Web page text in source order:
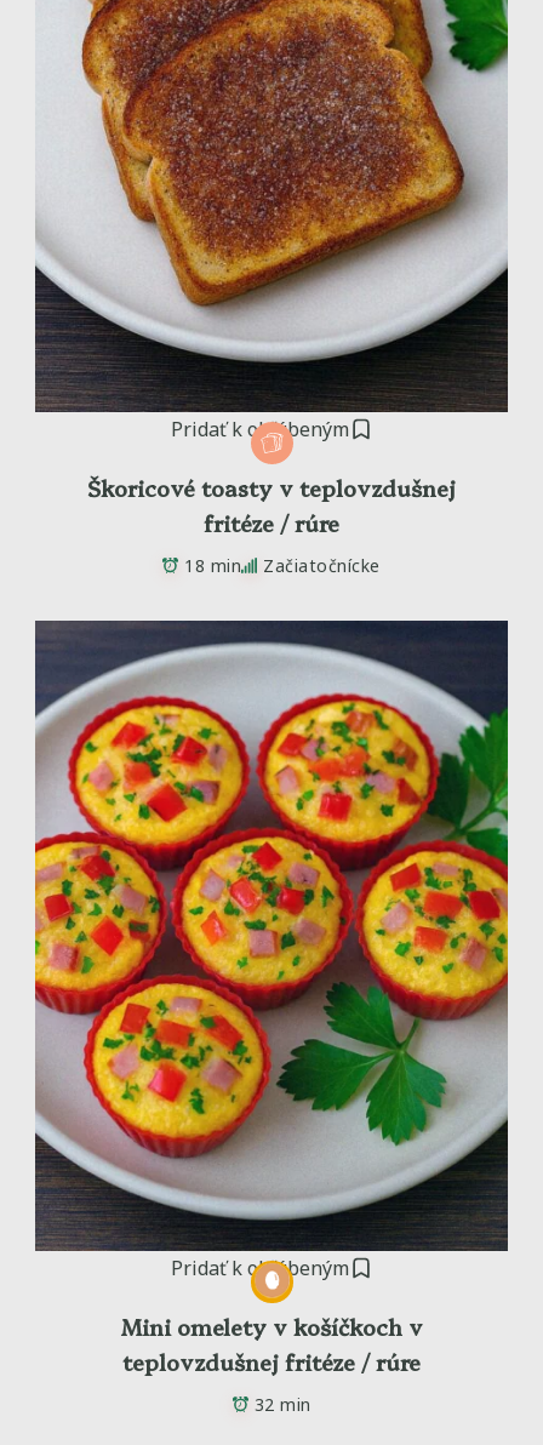
Pridať k obľúbeným
Škoricové toasty v teplovzdušnej
fritéze / rúre
18 min Začiatočnícke
Pridať k obľúbeným
Mini omelety v košíčkoch v
teplovzdušnej fritéze / rúre
32 min